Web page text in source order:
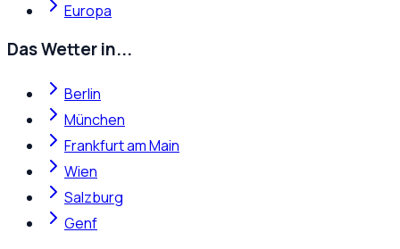
Europa
Das Wetter in...
Berlin
München
Frankfurt am Main
Wien
Salzburg
Genf